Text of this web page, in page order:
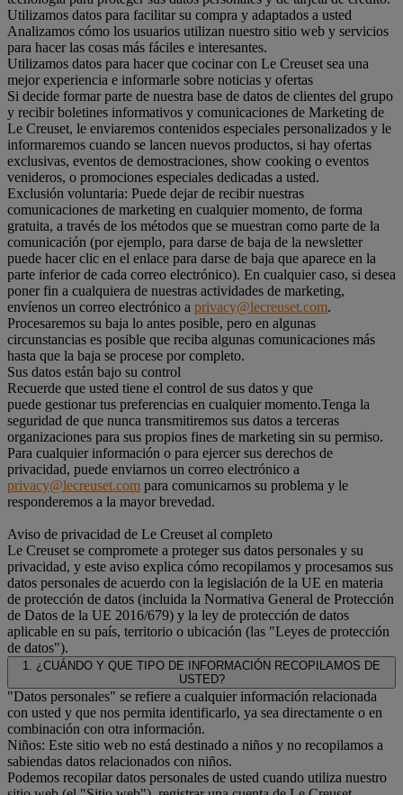
Utilizamos datos para facilitar su compra y adaptados a usted
Analizamos cómo los usuarios utilizan nuestro sitio web y servicios
para hacer las cosas más fáciles e interesantes.
Utilizamos datos para hacer que cocinar con Le Creuset sea una
mejor experiencia e informarle sobre noticias y ofertas
Si decide formar parte de nuestra base de datos de clientes del grupo
y recibir boletines informativos y comunicaciones de Marketing de
Le Creuset, le enviaremos contenidos especiales personalizados y le
informaremos cuando se lancen nuevos productos, si hay ofertas
exclusivas, eventos de demostraciones, show cooking o eventos
venideros, o promociones especiales dedicadas a usted.
Exclusión voluntaria: Puede dejar de recibir nuestras
comunicaciones de marketing en cualquier momento, de forma
gratuita, a través de los métodos que se muestran como parte de la
comunicación (por ejemplo, para darse de baja de la newsletter
puede hacer clic en el enlace para darse de baja que aparece en la
parte inferior de cada correo electrónico). En cualquier caso, si desea
poner fin a cualquiera de nuestras actividades de marketing,
envíenos un correo electrónico a privacy@lecreuset.com.
Procesaremos su baja lo antes posible, pero en algunas
circunstancias es posible que reciba algunas comunicaciones más
hasta que la baja se procese por completo.
Sus datos están bajo su control
Recuerde que usted tiene el control de sus datos y que
puede gestionar tus preferencias en cualquier momento.Tenga la
seguridad de que nunca transmitiremos sus datos a terceras
organizaciones para sus propios fines de marketing sin su permiso.
Para cualquier información o para ejercer sus derechos de
privacidad, puede enviarnos un correo electrónico a
privacy@lecreuset.com para comunicarnos su problema y le
responderemos a la mayor brevedad.
Aviso de privacidad de Le Creuset al completo
Le Creuset se compromete a proteger sus datos personales y su
privacidad, y este aviso explica cómo recopilamos y procesamos sus
datos personales de acuerdo con la legislación de la UE en materia
de protección de datos (incluida la Normativa General de Protección
de Datos de la UE 2016/679) y la ley de protección de datos
aplicable en su país, territorio o ubicación (las "Leyes de protección
de datos").
1. ¿CUÁNDO Y QUE TIPO DE INFORMACIÓN RECOPILAMOS DE
USTED?
"Datos personales" se refiere a cualquier información relacionada
con usted y que nos permita identificarlo, ya sea directamente o en
combinación con otra información.
Niños: Este sitio web no está destinado a niños y no recopilamos a
sabiendas datos relacionados con niños.
Podemos recopilar datos personales de usted cuando utiliza nuestro